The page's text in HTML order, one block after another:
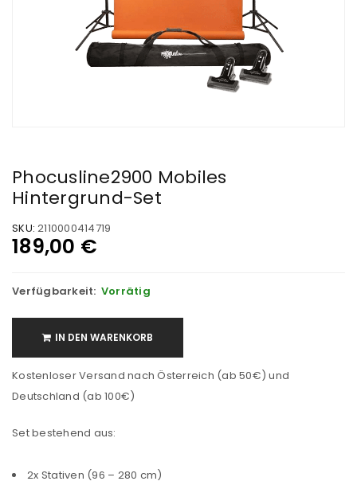
Phocusline2900 Mobiles
Hintergrund-Set
SKU: 2110000414719
189,00 €
Verfügbarkeit: Vorrätig
IN DEN WARENKORB
Kostenloser Versand nach Österreich (ab 50€) und
Deutschland (ab 100€)
Set bestehend aus:
2x Stativen (96 – 280 cm)